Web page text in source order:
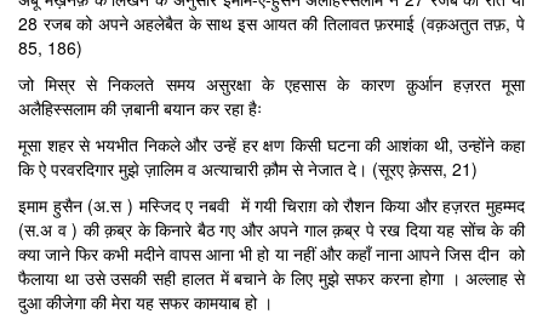
28 रजब को अपने अहलेबैत के साथ इस आयत की तिलावत फ़रमाई (वक़अतुत तफ़, पे
85, 186)
जो मिस्र से निकलते समय असुरक्षा के एहसास के कारण क़ुर्आन हज़रत मूसा
अलैहिस्सलाम की ज़बानी बयान कर रहा हैः
मूसा शहर से भयभीत निकले और उन्हें हर क्षण किसी घटना की आशंका थी, उन्होंने कहा
कि ऐ परवरदिगार मुझे ज़ालिम व अत्याचारी क़ौम से नेजात दे। (सूरए क़ेसस, 21)
इमाम हुसैन (अ.स ) मस्जिद ए नबवी में गयी चिराग़ को रौशन किया और हज़रत मुहम्मद
(स.अ व ) की क़ब्र के किनारे बैठ गए और अपने गाल क़ब्र पे रख दिया यह सोंच के की
क्या जाने फिर कभी मदीने वापस आना भी हो या नहीं और कहाँ नाना आपने जिस दीन को
फैलाया था उसे उसकी सही हालत में बचाने के लिए मुझे सफर करना होगा । अल्लाह से
दुआ कीजेगा की मेरा यह सफर कामयाब हो ।